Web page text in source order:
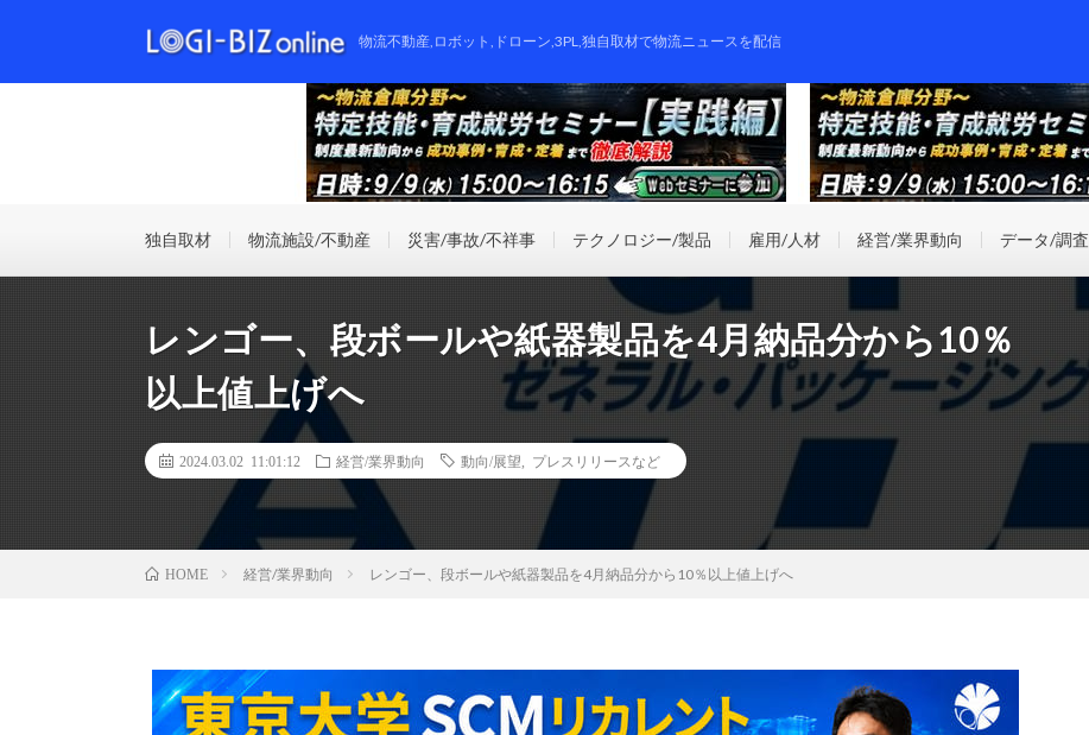
物流不動産,ロボット,ドローン,3PL,独自取材で物流ニュースを配信
独自取材 物流施設/不動産 災害/事故/不祥事 テクノロジー/製品 雇用/人材 経営/業界動向 データ/調査
レンゴー、段ボールや紙器製品を4月納品分から10％
以上値上げへ
2024.03.02 11:01:12 経営/業界動向 動向/展望 プレスリリースなど
HOME 経営/業界動向 レンゴー、段ボールや紙器製品を4月納品分から10％以上値上げへ